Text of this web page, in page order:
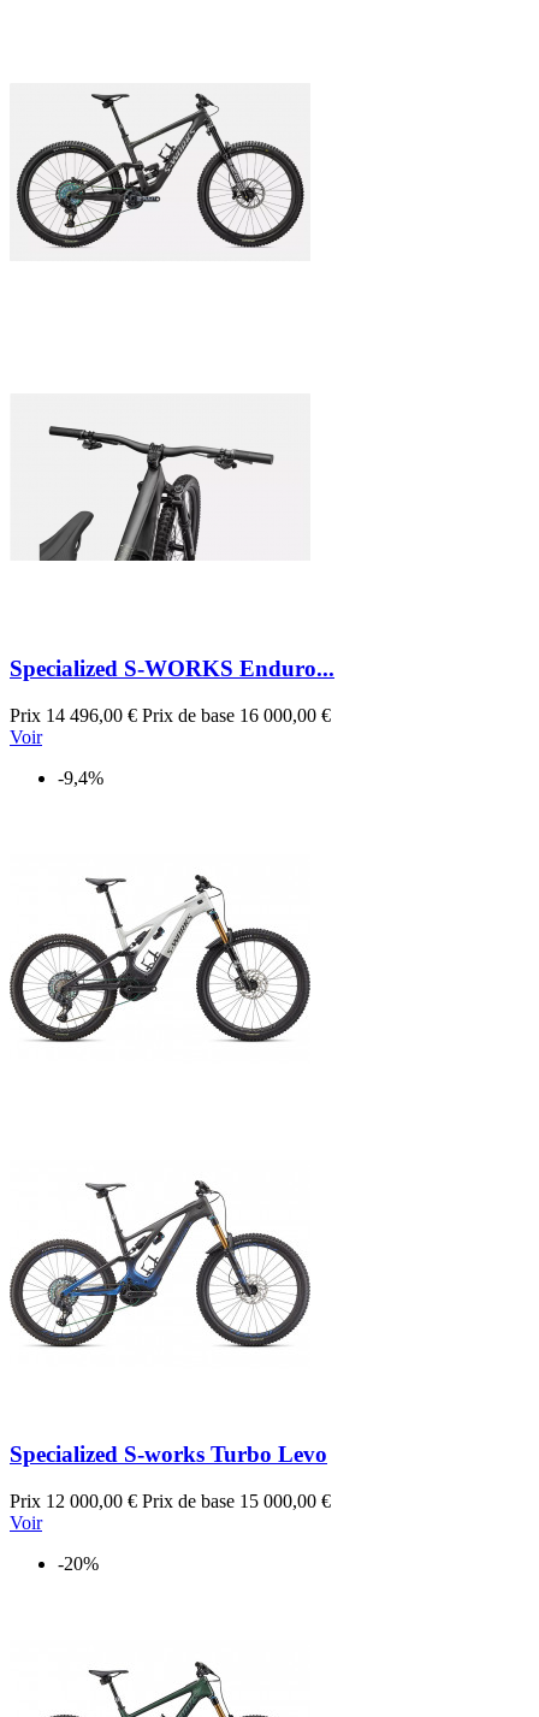
Specialized S-WORKS Enduro...
Prix 14 496,00 € Prix de base 16 000,00 €
Voir
-9,4%
Specialized S-works Turbo Levo
Prix 12 000,00 € Prix de base 15 000,00 €
Voir
-20%